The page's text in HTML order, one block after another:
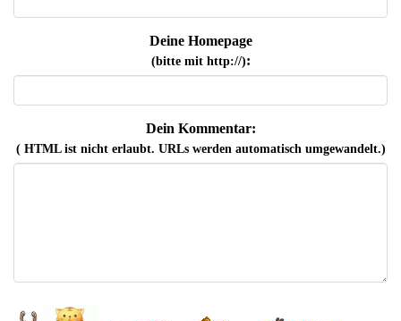
Deine Homepage
(bitte mit http://):
Dein Kommentar:
( HTML ist nichterlaubt. URLs werden automatisch umgewandelt.)